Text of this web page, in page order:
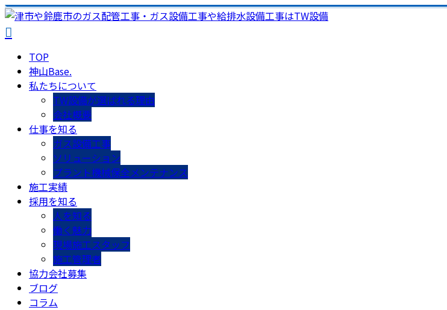
TOP
神山Base.
私たちについて
TW設備が選ばれる理由
会社概要
仕事を知る
ガス設備工事
ソリューション
プラント機械保全メンテナンス
施工実績
採用を知る
人を知る
働く魅力
現場施工スタッフ
施工管理者
協力会社募集
ブログ
コラム